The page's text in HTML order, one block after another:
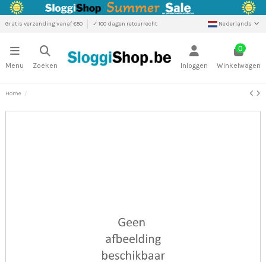
Gratis verzending vanaf €50 ✓ 100 dagen retourrecht Nederlands
Menu Zoeken Inloggen
0
Winkelwagen
Home